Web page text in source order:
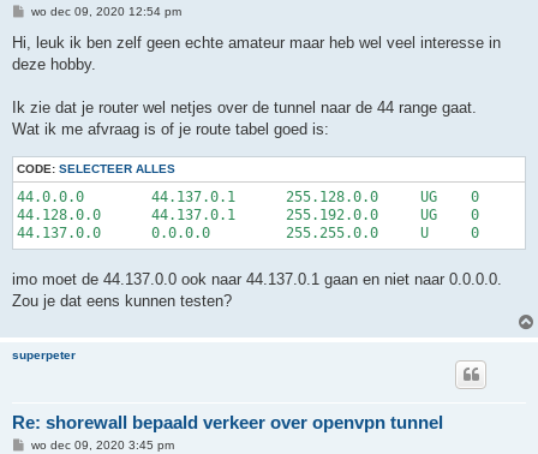
B
i
c
wo dec 09, 2020 12:54 pm
Hi, leuk ik ben zelf geen echte amateur maar heb wel veel interesse in
deze hobby.
Ik zie dat je router wel netjes over de tunnel naar de 44 range gaat.
Wat ik me afvraag is of je route tabel goed is:
CODE: SELECTEER ALLES
44.0.0.0        44.137.0.1      255.128.0.0     UG    0
44.128.0.0      44.137.0.1      255.192.0.0     UG    0
imo moet de 44.137.0.0 ook naar 44.137.0.1 gaan en niet naar 0.0.0.0.
Zou je dat eens kunnen testen?
superpeter
Re: shorewall bepaald verkeer over openvpn tunnel
Bwo dec 09, 2020 3:45 pm